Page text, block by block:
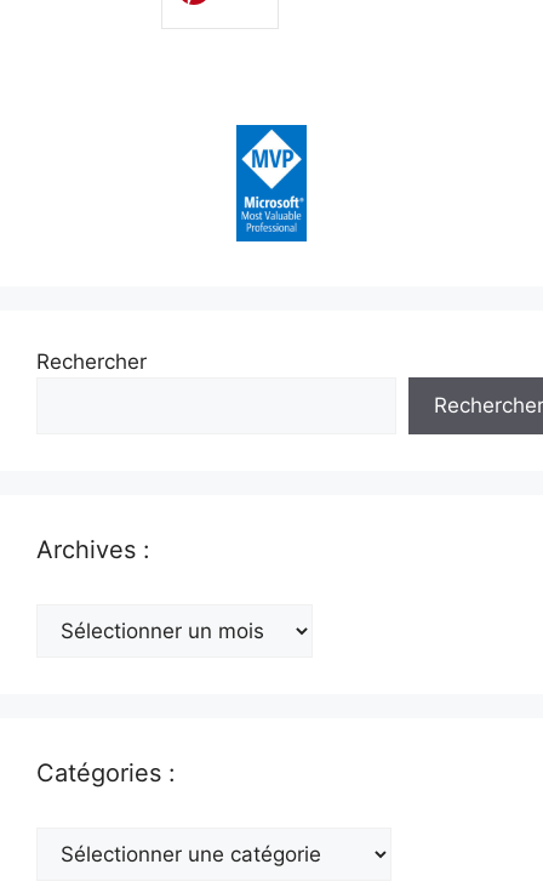
Rechercher
Rechercher
Archives :
Archives
Catégories :
Catégories